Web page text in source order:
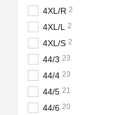
4XL/R 2
4XL/L 2
4XL/S 2
44/3 23
44/4 23
44/5 21
44/6 20